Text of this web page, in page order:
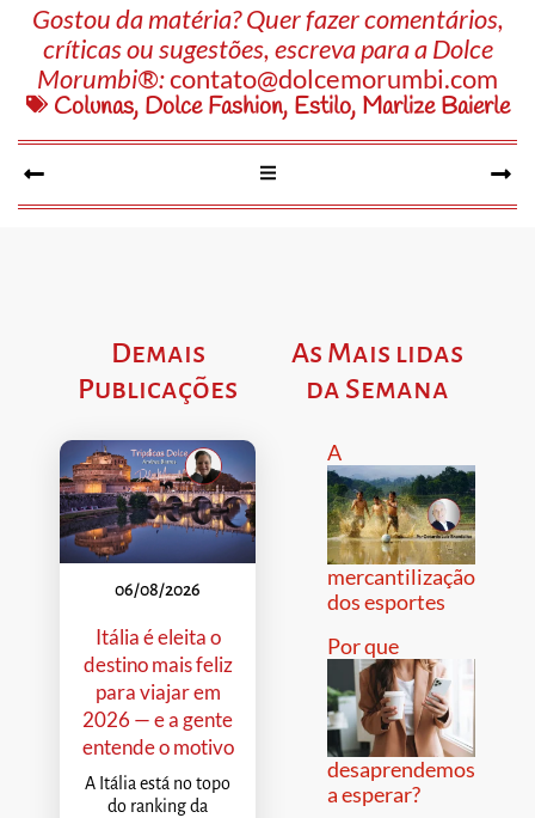
Gostou da matéria? Quer fazer comentários,
críticas ou sugestões, escreva para a Dolce
Morumbi®:contato@dolcemorumbi.com
Colunas, Dolce Fashion, Estilo, Marlize Baierle
Demais
Publicações
06/08/2026
Itália é eleita o
destino mais feliz
para viajar em
2026 — e a gente
entende o motivo
A Itália está no topo
do ranking da
As Mais lidas
da Semana
A
mercantilização
dos esportes
Por que
desaprendemos
a esperar?